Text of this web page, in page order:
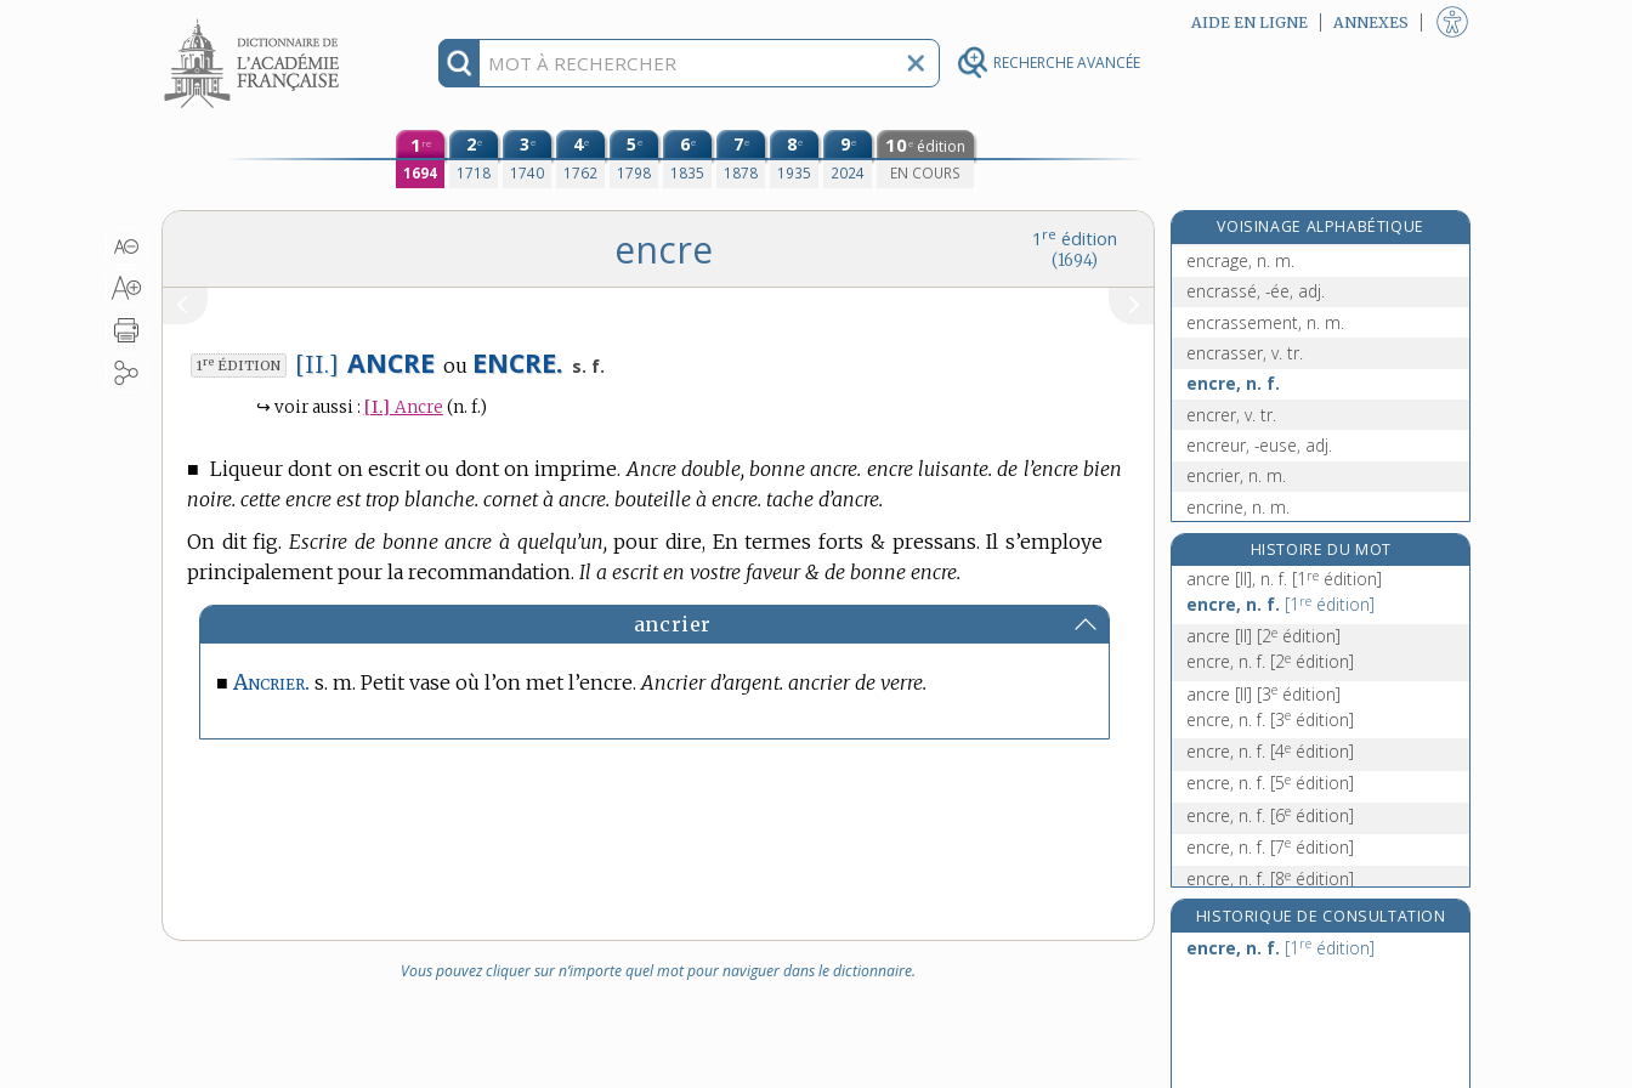
RECHERCHE AVANCÉE
Aller au contenu AIDE EN LIGNE ANNEXES
1 re
1694
2e
1718
3e
1740
4e
1762
5e
1798
6e
1835
7e
1878
8e
1935
9e
2024
10e édition
EN COURS
1 re édition
(1694)
encre
1re ÉDITION [II.] ANCRE ou ENCRE. s. f.
↪ voir aussi : [I.] Ancre (n. f.)
■ Liqueur dont on escrit ou dont on imprime. Ancre double, bonne ancre. encre luisante. de l’encre bien
noire. cette encre est trop blanche. cornet à ancre. bouteille à encre. tache d’ancre.
On dit fig.Escrire de bonne ancre à quelqu’un,pour dire, En termes forts & pressans. Il s’employe
principalement pour la recommandation. Il a escrit en vostre faveur & de bonne encre.
ancrier
■ Ancrier. s. m. Petit vase où l’on met l’encre.Ancrier d’argent. ancrier de verre.
Vous pouvez cliquer sur n’importe quel mot pour naviguer dans le dictionnaire.
VOISINAGE ALPHABÉTIQUE
encourtiner, v. tr.[1reédition]
encrage, n. m.
encrassé, -ée, adj.
encrassement, n. m.
encrasser, v. tr.
encre, n. f.
encrer, v. tr.
encreur, -euse, adj.
encrier, n. m.
encrine, n. m.
encrouage, n. m.
encroué, -ée, adj.
encroûté, -ée, adj.
encroûtement, n. m.
encroûter, v. tr.
HISTOIRE DU MOT
ancre [II], n. f. [1 re édition]
encre, n. f. [1 re édition]
ancre [II] [2e édition]
encre, n. f. [2e édition]
ancre [II] [3e édition]
encre, n. f. [3e édition]
encre, n. f. [4e édition]
encre, n. f. [5e édition]
encre, n. f. [6e édition]
encre, n. f. [7e édition]
encre, n. f. [8e édition]
encre, n. f.[9e édition]
HISTORIQUE DE CONSULTATION
encre, n. f. [1 re édition]